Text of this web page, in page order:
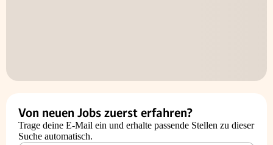
Von neuen Jobs zuerst erfahren?
Trage deine E-Mail ein und erhalte passende Stellen zu dieser
Suche automatisch.